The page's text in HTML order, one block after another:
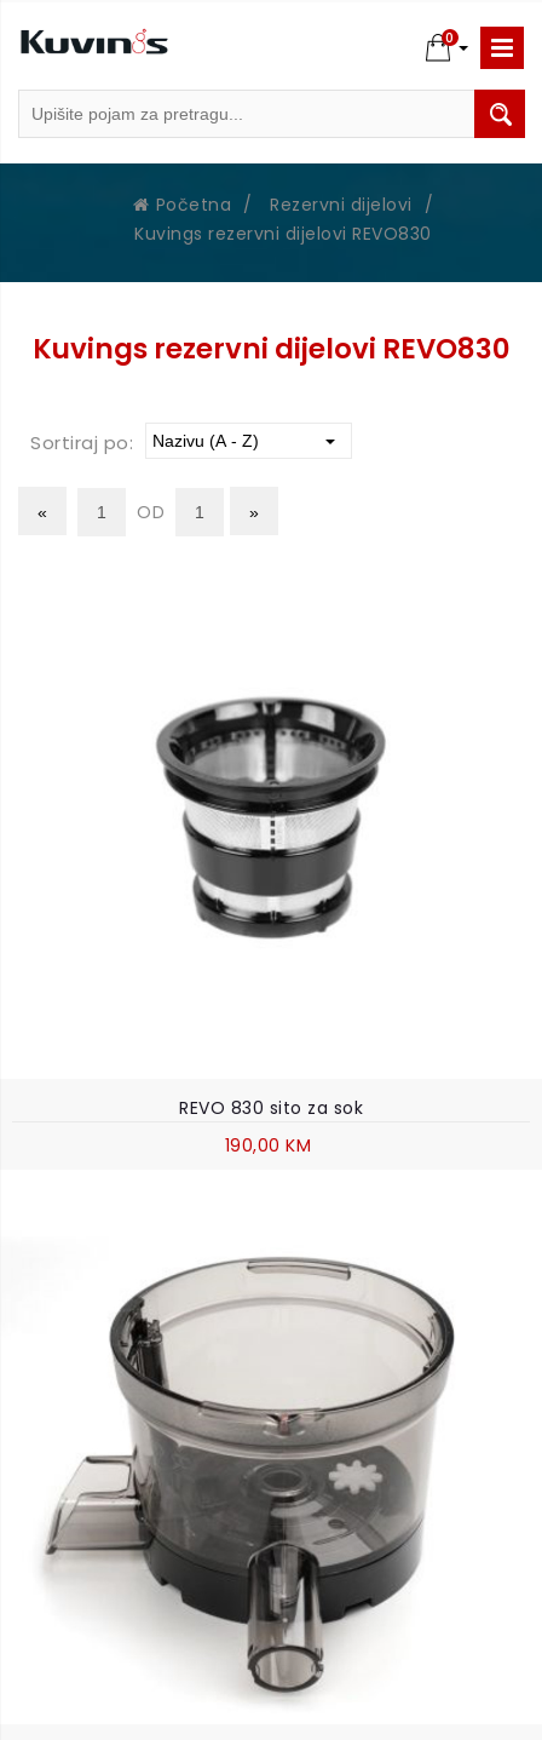
0
Početna / Rezervni dijelovi
/
Kuvings rezervni dijelovi REVO830
Kuvings rezervni dijelovi REVO830
Sortiraj po:
OD
REVO 830 sito za sok
190,00 KM